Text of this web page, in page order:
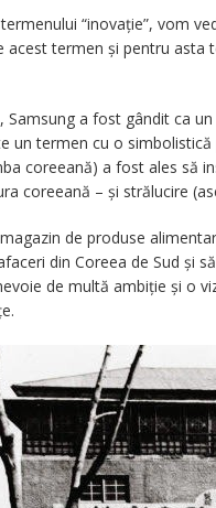
“inovație”, vom
acest termen și pentru
Samsung a fost gândit ca
un termen cu o
coreeană) a fost ales să
coreeană – și strălucire
de produse
din Coreea de Sud și
de multă ambiție și o